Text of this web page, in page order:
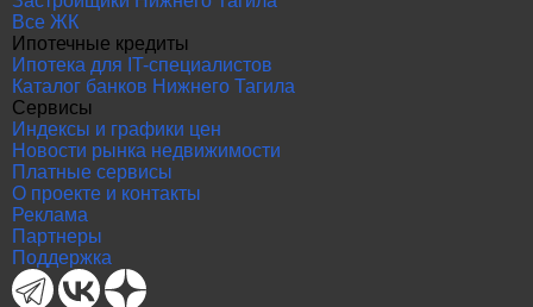
Все ЖК
Ипотечные кредиты
Ипотека для IT-специалистов
Каталог банков Нижнего Тагила
Сервисы
Индексы и графики цен
Новости рынка недвижимости
Платные сервисы
О проекте и контакты
Реклама
Партнеры
Поддержка